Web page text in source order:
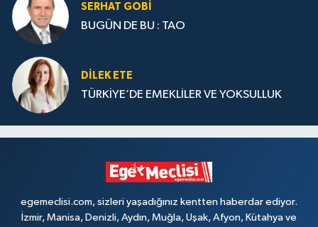
SERHAT GOBİ
BUGÜN DE BU : TAO
DILEK ETE
TÜRKİYE’DE EMEKLİLER VE YOKSULLUK
egemeclisi.com, sizleri yaşadığınız kentten haberdar ediyor.
İzmir, Manisa, Denizli, Aydın, Muğla, Uşak, Afyon, Kütahya ve